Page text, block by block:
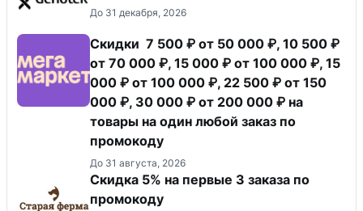
До 31 декабря, 2026
Скидки 7 500 ₽ от 50 000 ₽, 10 500 ₽
от 70 000 ₽, 15 000 ₽ от 100 000 ₽, 15
000 ₽ от 100 000 ₽, 22 500 ₽ от 150
000 ₽, 30 000 ₽ от 200 000 ₽ на
товары на один любой заказ по
промокоду
До 31 августа, 2026
Скидка 5% на первые 3 заказа по
промокоду